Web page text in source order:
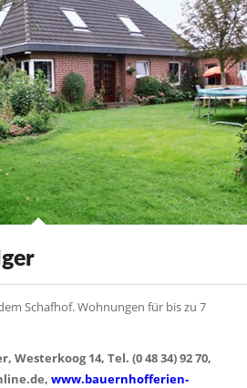
Schafhof. Wohnungen für bis zu 7
Westerkoog 14, Tel. (0 48 34) 92 70,
www.bauernhofferien-